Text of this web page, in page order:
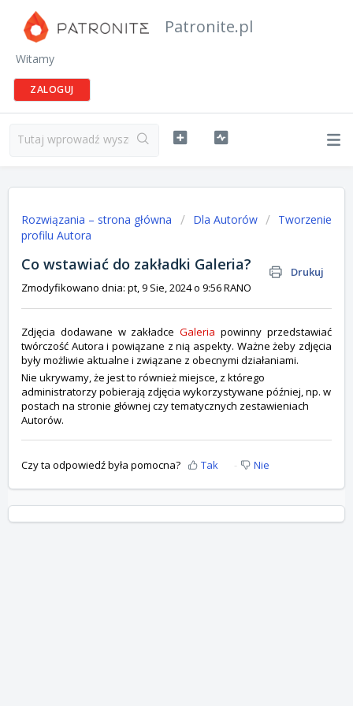
Patronite.pl
Witamy
ZALOGUJ
Rozwiązania – strona główna Dla Autorów
Tworzenie
profilu Autora
Co wstawiać do zakładki Galeria?
Drukuj
Zmodyfikowano dnia: pt, 9 Sie, 2024 o 9:56 RANO
Zdjęcia dodawane w zakładceGaleria powinny przedstawiać
twórczość Autora i powiązane z nią aspekty. Ważne żeby zdjęcia
były możliwie aktualne i związane z obecnymi działaniami.
Nie ukrywamy, że jest to również miejsce, z którego
administratorzy pobierają zdjęcia wykorzystywane później, np. w
postach na stronie głównej czy tematycznych zestawieniach
Autorów.
Czy ta odpowiedź była pomocna? Tak Nie